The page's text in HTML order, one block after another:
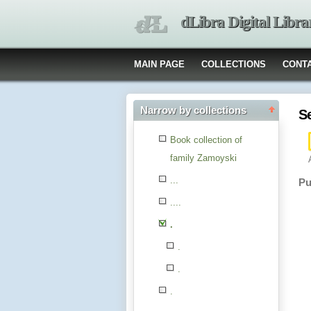
dLibra Digital
MAIN PAGE COLLECTIONS
Narrow by collections
Book collection of
family Zamoyski
...
....
.
.
.
.